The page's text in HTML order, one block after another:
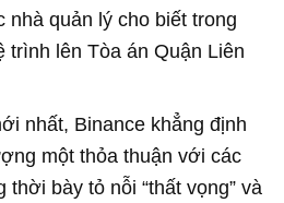
nhà quản lý cho biết trong
trình lên Tòa án Quận Liên
nhất, Binance khẳng định
một thỏa thuận với các
bày tỏ nỗi “thất vọng” và